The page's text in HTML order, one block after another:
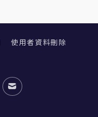
使用者資料刪除